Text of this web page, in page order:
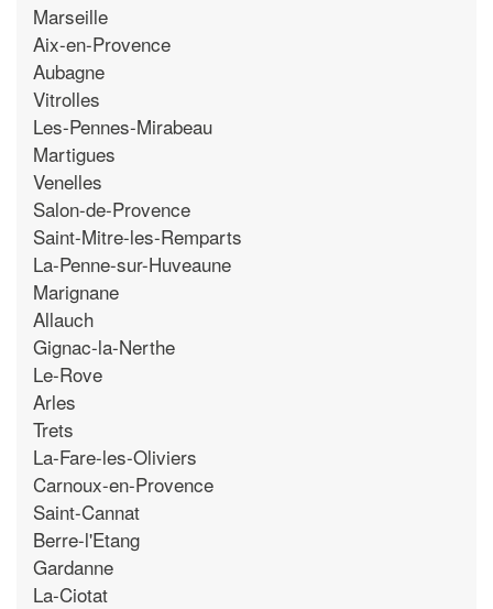
Marseille
Aix-en-Provence
Aubagne
Vitrolles
Les-Pennes-Mirabeau
Martigues
Venelles
Salon-de-Provence
Saint-Mitre-les-Remparts
La-Penne-sur-Huveaune
Marignane
Allauch
Gignac-la-Nerthe
Le-Rove
Arles
Trets
La-Fare-les-Oliviers
Carnoux-en-Provence
Saint-Cannat
Berre-l'Etang
Gardanne
La-Ciotat